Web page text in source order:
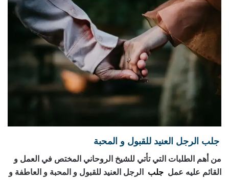
جلب الرجل العنيد للقبول و المحبة
من أهم الطلبات التي تأتي للشيخ الروحاني المختص في العمل و
القائم عليه عمل جلب
الرجل العنيد للقبول و المحبة و العاطفة و